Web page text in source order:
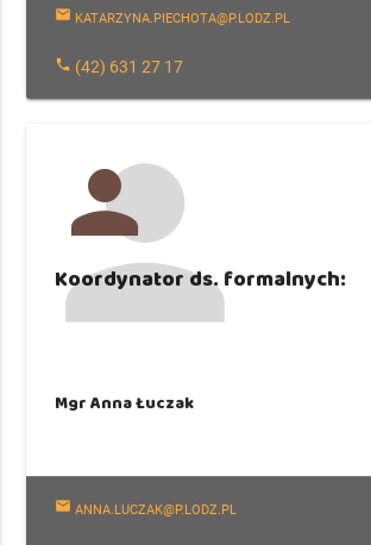
mail KATARZYNA.PIECHOTA@P.LODZ.PL
phone (42) 631 27 17
person
Koordynator ds. formalnych:
Mgr Anna Łuczak
mail ANNA.LUCZAK@P.LODZ.PL